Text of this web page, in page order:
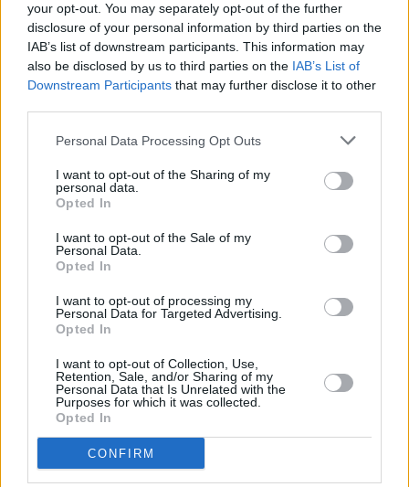
your opt-out. You may separately opt-out of the further
disclosure of your personal information by third parties on the
IAB’s list of downstream participants. This information may
also be disclosed by us to third parties on the IAB’s List of
Downstream Participants that may further disclose it to other
Personal Data Processing Opt Outs
I want to opt-out of the Sharing of my
personal data.
Opted In
I want to opt-out of the Sale of my
Personal Data.
Opted In
I want to opt-out of processing my
Personal Data for Targeted Advertising.
Opted In
I want to opt-out of Collection, Use,
Retention, Sale, and/or Sharing of my
Personal Data that Is Unrelated with the
Purposes for which it was collected.
Opted In
CONFIRM
todos los días se ven obligadas a dar un rodeo
innecesario”, señala Céspedes en un escrito enviado al
Ayuntamiento. No es el primero. Van trece. Y sumando.